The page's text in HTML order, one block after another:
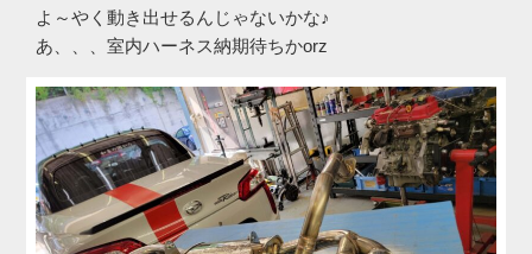
よ～やく動き出せるんじゃないかな♪
あ、、、室内ハーネス納期待ちかorz